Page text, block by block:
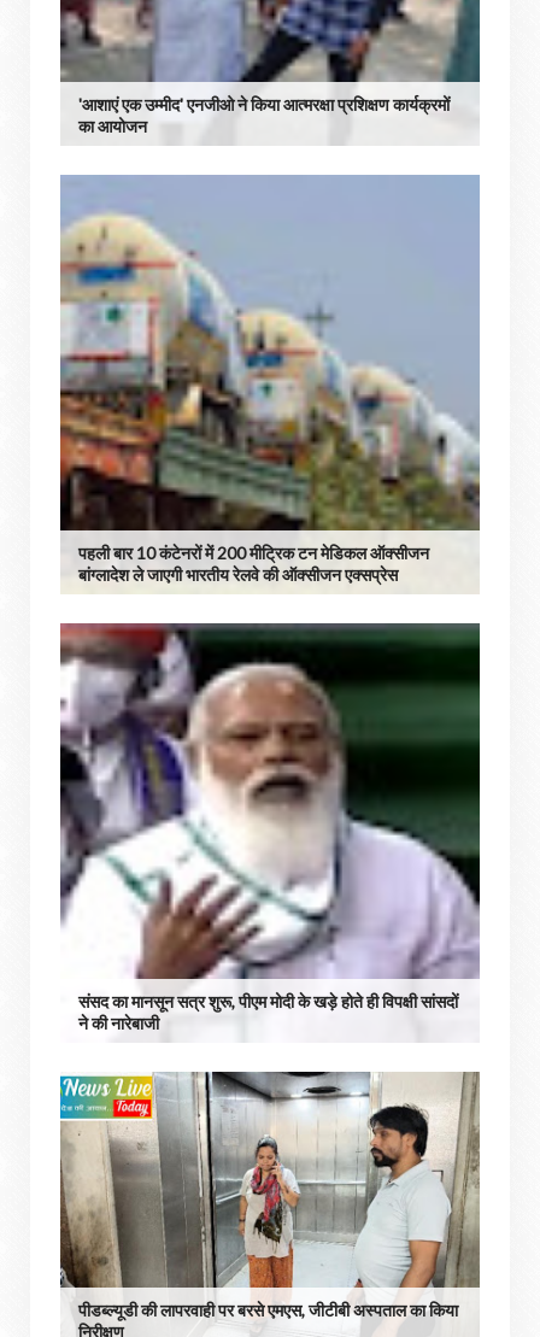
'आशाएं एक उम्मीद' एनजीओ ने किया आत्मरक्षा प्रशिक्षण कार्यक्रमों
का आयोजन
पहली बार 10 कंटेनरों में 200 मीट्रिक टन मेडिकल ऑक्सीजन
बांग्लादेश ले जाएगी भारतीय रेलवे की ऑक्सीजन एक्सप्रेस
संसद का मानसून सत्र शुरू, पीएम मोदी के खड़े होते ही विपक्षी सांसदों
ने की नारेबाजी
पीडब्ल्यूडी की लापरवाही पर बरसे एमएस, जीटीबी अस्पताल का किया
निरीक्षण